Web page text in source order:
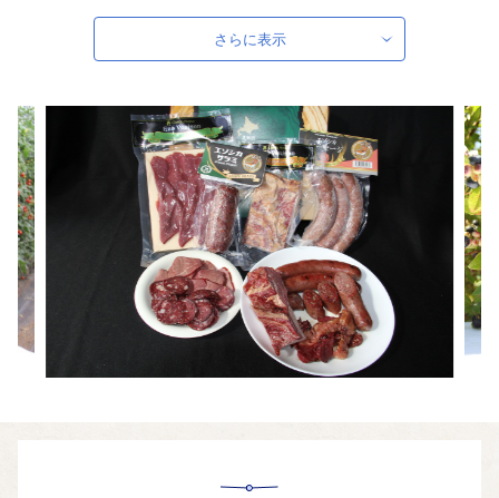
る事業者が集積し、通年観光を実現し毎年多くの方にご利用い
ただいています。 ふるさと納税の返礼品としては、広大な大
します。
自治体ホームページはこちら
（外部サイト）
外部サイトへ遷移します。
個人情報の保護は遷移先サイトの方針に従います。
さらに表示